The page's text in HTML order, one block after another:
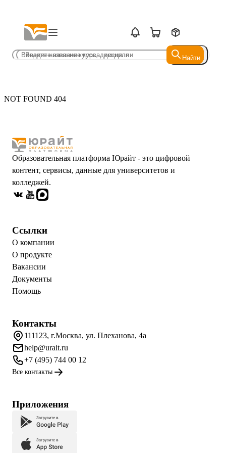
Найти
Найти
NOT FOUND 404
Образовательная платформа Юрайт - это цифровой
контент, сервисы, данные для университетов и
колледжей.
Ссылки
О компании
О продукте
Вакансии
Документы
Помощь
Контакты
111123, г.Москва, ул. Плеханова, 4а
help@urait.ru
+7 (495) 744 00 12
Все контакты
Приложения